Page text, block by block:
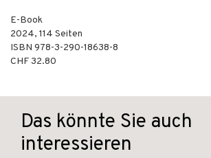
E-Book
2024, 114 Seiten
ISBN 978-3-290-18638-8
CHF 32.80
Das könnte Sie auch
interessieren